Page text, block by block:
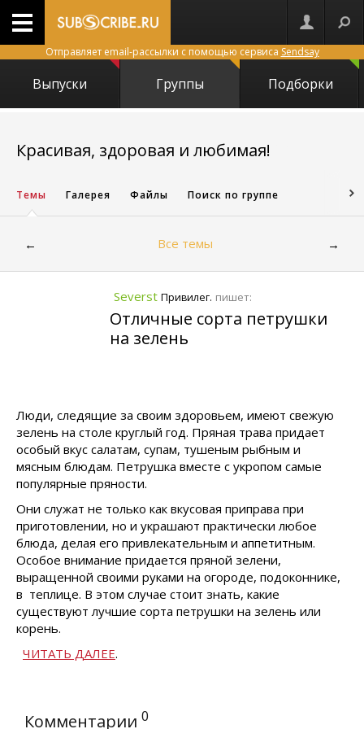
Отправляет email-рассылки с помощью сервиса Sendsay
Выпуски Группы Подборки
Красивая, здоровая и любимая!
Темы Галерея Файлы Поиск по группе
← Все темы →
Severst Привилег. пишет:
Отличные сорта петрушки
на зелень
Люди, следящие за своим здоровьем, имеют свежую
зелень на столе круглый год. Пряная трава придает
особый вкус салатам, супам, тушеным рыбным и
мясным блюдам. Петрушка вместе с укропом самые
популярные пряности.
Они служат не только как вкусовая приправа при
приготовлении, но и украшают практически любое
блюда, делая его привлекательным и аппетитным.
Особое внимание придается пряной зелени,
выращенной своими руками на огороде, подоконнике,
в теплице. В этом случае стоит знать, какие
существуют лучшие сорта петрушки на зелень или
корень.
ЧИТАТЬ ДАЛЕЕ.
Комментарии 0